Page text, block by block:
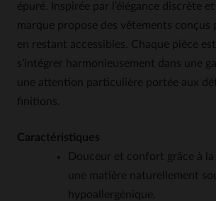
épuré. Inspirée par l’élégance discrète
marque propose des vêtements
en restant accessibles. Chaque pièce
s’intégrer harmonieusement dans une
une attention particulière portée aux
finitions.
Caractéristiques
Douceur et confort grâce à la
une matière naturellement
hypoallergénique.